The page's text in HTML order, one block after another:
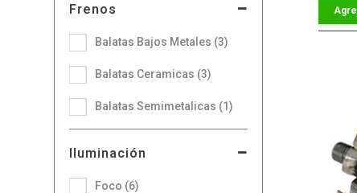
Frenos
Balatas Bajos Metales (3)
Balatas Ceramicas (3)
Balatas Semimetalicas (1)
Iluminación
Foco (6)